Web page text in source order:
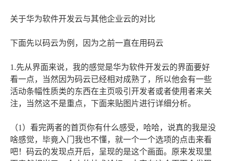
关于华为软件开发云与其他企业云的对比
下面先以码云为例，因为之前一直在用码云
1.先从界面来说，我的感觉是华为软件开发云的界面要好
看一点，当然因为码云已经相对成熟了，所以他会有一些
活动条幅性质类的东西在主页吸引开发者或者使用者来关
注，当然这不是重点，下面来贴图片进行详细分析。
（1）看完两者的首页你有什么感受，哈哈，说真的我是没
啥感觉，毕竟入门我也不懂，就一个一个选项的点击来看
吧！码云的发现点开后，呈现的是这个画面。原来发现里